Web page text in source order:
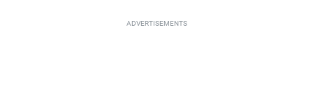
ADVERTISEMENTS